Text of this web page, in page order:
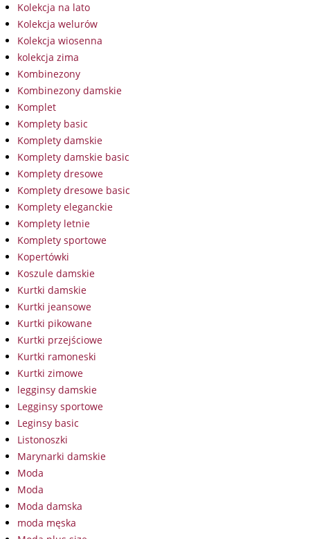
Kolekcja na lato
Kolekcja welurów
Kolekcja wiosenna
kolekcja zima
Kombinezony
Kombinezony damskie
Komplet
Komplety basic
Komplety damskie
Komplety damskie basic
Komplety dresowe
Komplety dresowe basic
Komplety eleganckie
Komplety letnie
Komplety sportowe
Kopertówki
Koszule damskie
Kurtki damskie
Kurtki jeansowe
Kurtki pikowane
Kurtki przejściowe
Kurtki ramoneski
Kurtki zimowe
legginsy damskie
Legginsy sportowe
Leginsy basic
Listonoszki
Marynarki damskie
Moda
Moda
Moda damska
moda męska